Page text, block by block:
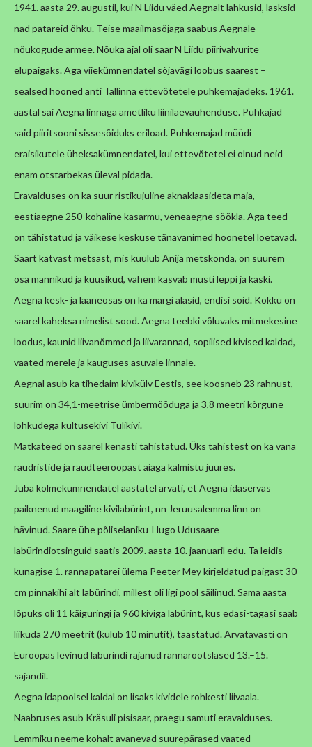
1941. aasta 29. augustil, kui N Liidu väed Aegnalt lahkusid, lasksid
nad patareid õhku. Teise maailmasõjaga saabus Aegnale
nõukogude armee. Nõuka ajal oli saar N Liidu piirivalvurite
elupaigaks. Aga viiekümnendatel sõjavägi loobus saarest –
sealsed hooned anti Tallinna ettevõtetele puhkemajadeks. 1961.
aastal sai Aegna linnaga ametliku liinilaevaühenduse. Puhkajad
said piiritsooni sissesõiduks eriload. Puhkemajad müüdi
eraisikutele üheksakümnendatel, kui ettevõtetel ei olnud neid
enam otstarbekas üleval pidada.
Eravalduses on ka suur ristikujuline aknaklaasideta maja,
eestiaegne 250-kohaline kasarmu, veneaegne söökla. Aga teed
on tähistatud ja väikese keskuse tänavanimed hoonetel loetavad.
Saart katvast metsast, mis kuulub Anija metskonda, on suurem
osa männikud ja kuusikud, vähem kasvab musti leppi ja kaski.
Aegna kesk- ja lääneosas on ka märgi alasid, endisi soid. Kokku on
saarel kaheksa nimelist sood. Aegna teebki võluvaks mitmekesine
loodus, kaunid liivanõmmed ja liivarannad, sopilised kivised kaldad,
vaated merele ja kauguses asuvale linnale.
Aegnal asub ka tihedaim kivikülv Eestis, see koosneb 23 rahnust,
suurim on 34,1-meetrise ümbermõõduga ja 3,8 meetri kõrgune
lohkudega kultusekivi Tulikivi.
Matkateed on saarel kenasti tähistatud. Üks tähistest on ka vana
raudristide ja raudteerööpast aiaga kalmistu juures.
Juba kolmekümnendatel aastatel arvati, et Aegna idaservas
paiknenud maagiline kivilabürint, nn Jeruusalemma linn on
hävinud. Saare ühe põliselaniku-Hugo Udusaare
labürindiotsinguid saatis 2009. aasta 10. jaanuaril edu. Ta leidis
kunagise 1. rannapatarei ülema Peeter Mey kirjeldatud paigast 30
cm pinnakihi alt labürindi, millest oli ligi pool säilinud. Sama aasta
lõpuks oli 11 käiguringi ja 960 kiviga labürint, kus edasi-tagasi saab
liikuda 270 meetrit (kulub 10 minutit), taastatud. Arvatavasti on
Euroopas levinud labürindi rajanud rannarootslased 13.–15.
sajandil.
Aegna idapoolsel kaldal on lisaks kividele rohkesti liivaala.
Naabruses asub Kräsuli pisisaar, praegu samuti eravalduses.
Lemmiku neeme kohalt avanevad suurepärased vaated